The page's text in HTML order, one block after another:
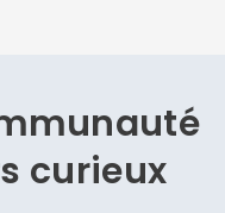
curieux